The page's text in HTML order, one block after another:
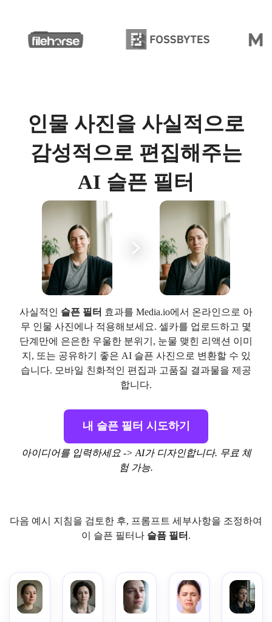
인물 사진을 사실적으로
감성적으로 편집해주는
AI 슬픈 필터
사실적인 슬픈 필터 효과를 Media.io에서 온라인으로 아
무 인물 사진에나 적용해보세요. 셀카를 업로드하고 몇
단계만에 은은한 우울한 분위기, 눈물 맺힌 리액션 이미
지, 또는 공유하기 좋은 AI 슬픈 사진으로 변환할 수 있
습니다. 모바일 친화적인 편집과 고품질 결과물을 제공
합니다.
내 슬픈 필터 시도하기
아이디어를 입력하세요 -> AI가 디자인합니다. 무료 체
험 가능.
다음 예시 지침을 검토한 후, 프롬프트 세부사항을 조정하여
이 슬픈 필터나 슬픔 필터 .